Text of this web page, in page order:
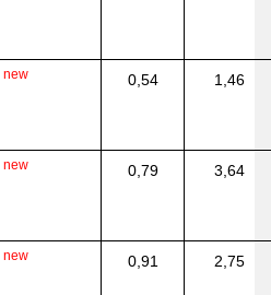
new 0,54 1,46
new 0,79 3,64
new 0,91 2,75